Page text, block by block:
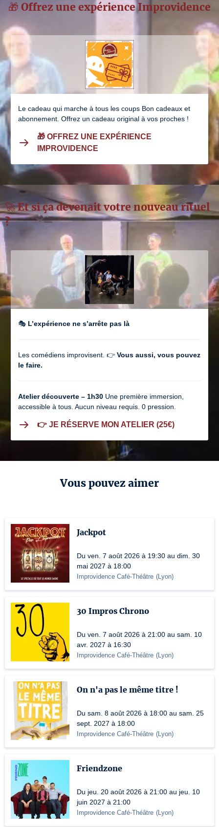
Vous pouvez aimer
Jackpot
Du ven. 7 août 2026 à 19:30 au dim. 30
mai 2027 à 18:00
Improvidence Café-Théâtre (Lyon)
30 Impros Chrono
Du ven. 7 août 2026 à 21:00 au sam. 10
avr. 2027 à 16:30
Improvidence Café-Théâtre (Lyon)
On n'a pas le même titre !
Du sam. 8 août 2026 à 18:00 au sam. 25
sept. 2027 à 18:00
Improvidence Café-Théâtre (Lyon)
Friendzone
Du jeu. 20 août 2026 à 21:00 au jeu. 10
juin 2027 à 21:00
Improvidence Café-Théâtre (Lyon)
🚀 Et si ça devenait votre nouveau rituel
?
🎭 L’expérience ne s’arrête pas là
Les comédiens improvisent. 👉 Vous aussi, vous pouvez
le faire.
Atelier découverte – 1h30 Une première immersion,
accessible à tous. Aucun niveau requis. 0 pression.
👉 JE RÉSERVE MON ATELIER (25€)
🎁 Offrez une expérience Improvidence
Le cadeau qui marche à tous les coups Bon cadeaux et
abonnement. Offrez un cadeau original à vos proches !
🎁 OFFREZ UNE EXPÉRIENCE
IMPROVIDENCE